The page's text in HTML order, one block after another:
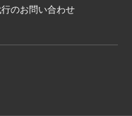
のお問い合わせ